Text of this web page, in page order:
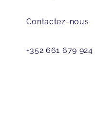
Contactez-nous
+352 661 679 924